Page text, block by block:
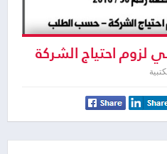
لزوم احتياج الشركة